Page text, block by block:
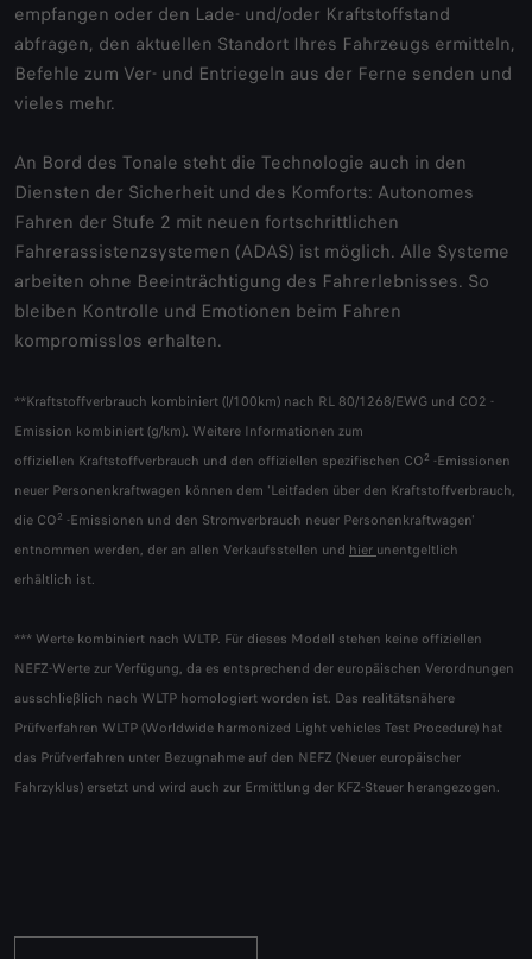
empfangen oder den Lade- und/oder Kraftstoffstand
abfragen, den aktuellen Standort Ihres Fahrzeugs ermitteln,
Befehle zum Ver- und Entriegeln aus der Ferne senden und
vieles mehr.
An Bord des Tonale steht die Technologie auch in den
Diensten der Sicherheit und des Komforts: Autonomes
Fahren der Stufe 2 mit neuen fortschrittlichen
Fahrerassistenzsystemen (ADAS) ist möglich. Alle Systeme
arbeiten ohne Beeinträchtigung des Fahrerlebnisses. So
bleiben Kontrolle und Emotionen beim Fahren
kompromisslos erhalten.
**Kraftstoffverbrauch kombiniert (l/100km) nach RL 80/1268/EWG und CO2 -
Emission kombiniert (g/km). Weitere Informationen zum
offiziellen Kraftstoffverbrauch und den offiziellen spezifischen CO2 -Emissionen
neuer Personenkraftwagen können dem 'Leitfaden über den Kraftstoffverbrauch,
die CO2 -Emissionen und den Stromverbrauch neuer Personenkraftwagen'
entnommen werden, der an allen Verkaufsstellen und hier unentgeltlich
erhältlich ist.
*** Werte kombiniert nach WLTP. Für dieses Modell stehen keine offiziellen
NEFZ-Werte zur Verfügung, da es entsprechend der europäischen Verordnungen
ausschließlich nach WLTP homologiert worden ist. Das realitätsnähere
Prüfverfahren WLTP (Worldwide harmonized Light vehicles Test Procedure) hat
das Prüfverfahren unter Bezugnahme auf den NEFZ (Neuer europäischer
Fahrzyklus) ersetzt und wird auch zur Ermittlung der KFZ-Steuer herangezogen.​